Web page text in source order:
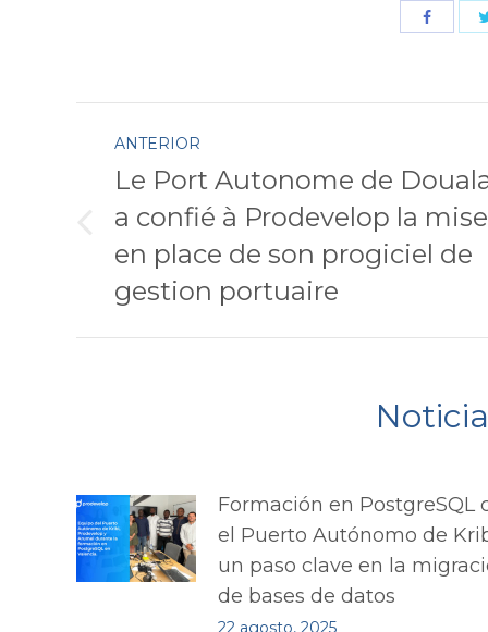
Navegación
entre
publicaciones
ANTERIOR
anterior:
Le Port Autonome de
a confié à Prodevelop la mise
en place de son progiciel de
gestion portuaire
Formación en PostgreSQL
el Puerto Autónomo de
un paso clave en la
de bases de datos
22 agosto, 2025